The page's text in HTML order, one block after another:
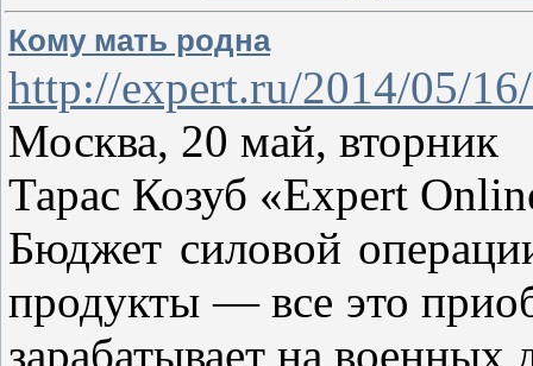
Кому мать родна
http://expert.ru/2014/05/
Москва, 20 май, вторник
Тарас Козуб «Expert
Бюджет силовой
продукты — все это
зарабатывает на военных